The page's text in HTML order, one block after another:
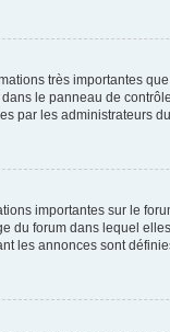
très importantes
le panneau de
par les administrateurs
importantes sur le
du forum dans lequel
les annonces sont